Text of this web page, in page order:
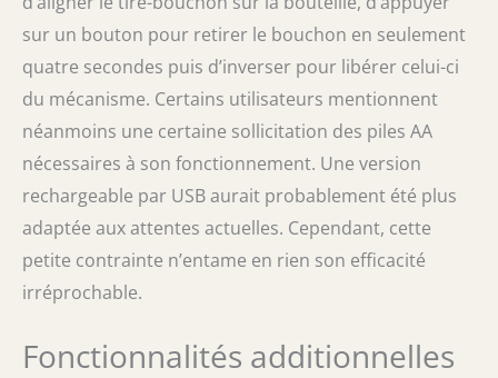
sur un bouton pour retirer le bouchon en seulement
quatre secondes puis d’inverser pour libérer celui-ci
du mécanisme. Certains utilisateurs mentionnent
néanmoins une certaine sollicitation des piles AA
nécessaires à son fonctionnement. Une version
rechargeable par USB aurait probablement été plus
adaptée aux attentes actuelles. Cependant, cette
petite contrainte n’entame en rien son efficacité
irréprochable.
Fonctionnalités additionnelles